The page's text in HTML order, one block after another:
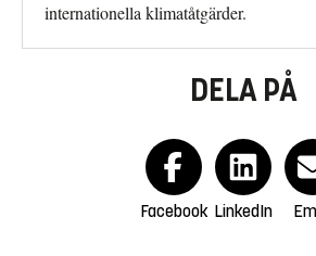
internationella klimatåtgärder.
DELA PÅ
Facebook LinkedIn